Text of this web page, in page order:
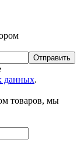
Отправить
данных.
товаров, мы